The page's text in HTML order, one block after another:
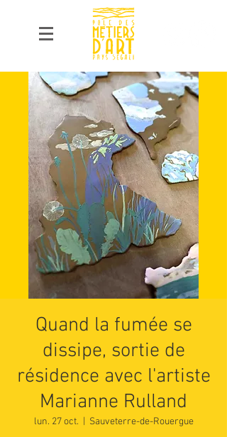
Quand la fumée se
dissipe, sortie de
résidence avec l'artiste
Marianne Rulland
lun. 27 oct. Sauveterre-de-Rouergue